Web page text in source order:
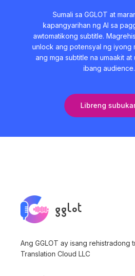
Sumali sa GGLOT at
kapangyarihan ng AI sa
awtomatikong subtitle.
unlock ang potensyal ng iyong
ang mga subtitle na umaakit
ibang audience.
Libreng
Ang GGLOT ay isang rehistradong
Translation Cloud LLC